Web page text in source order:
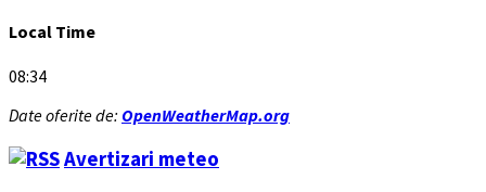
Local Time
08:34
Date oferite de: OpenWeatherMap.org
Avertizari meteo